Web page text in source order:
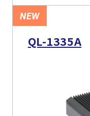
NEW
QL-1335A